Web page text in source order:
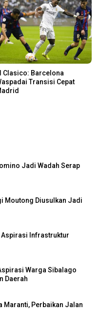
Clasico: Barcelona
Transisi Cepat
Jadi Wadah Serap
Moutong Diusulkan Jadi
Aspirasi Infrastruktur
Warga Sibalago
Daerah
Maranti, Perbaikan Jalan